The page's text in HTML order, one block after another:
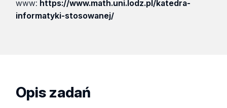
www: https://www.math.uni.lodz.pl/katedra-
informatyki-stosowanej/
Opis zadań